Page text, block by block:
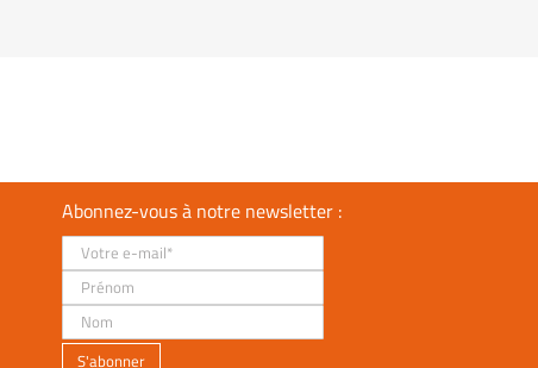
Abonnez-vous à notre newsletter :